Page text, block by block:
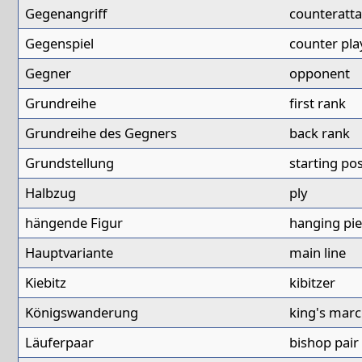
Gegenangriff
Gegenspiel
counter
Gegner
opponent
Grundreihe
first rank
Grundreihe des Gegners
back rank
Grundstellung
starting
Halbzug
ply
hängende Figur
hanging
Hauptvariante
main line
Kiebitz
kibitzer
Königswanderung
king's
Läuferpaar
bishop pair